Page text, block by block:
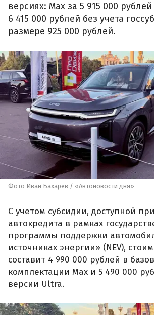
версиях: Max за 5 915 000
6 415 000 рублей без учета
размере 925 000 рублей.
Фото Иван Бахарев / «Автоновости дня»
С учетом субсидии, доступной
автокредита в рамках
программы поддержки
источниках энергии» (NEV),
составит 4 990 000 рублей в
комплектации Max и 5 490 000
версии Ultra.